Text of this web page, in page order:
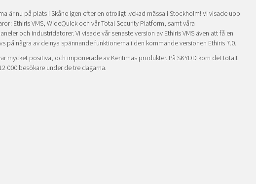
är nu på plats i Skåne igen efter en otroligt lyckad mässa i Stockholm! Vi visade upp
Ethiris VMS, WideQuick och vår Total Security Platform, samt våra
och industridatorer. Vi visade vår senaste version av Ethiris VMS även att få en
på några av de nya spännande funktionerna i den kommande versionen Ethiris 7.0.
mycket positiva, och imponerade av Kentimas produkter. På SKYDD kom det totalt
000 besökare under de tre dagarna.